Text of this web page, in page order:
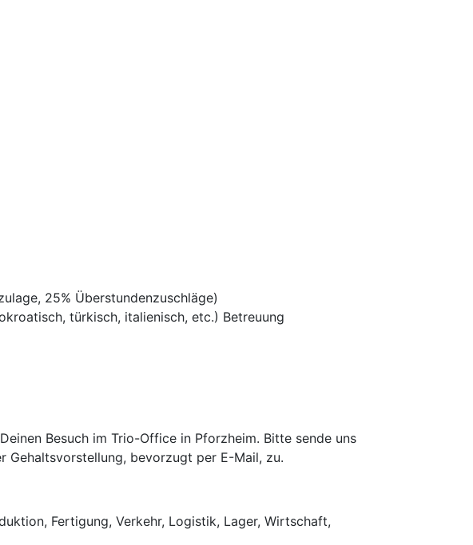
25% Überstundenzuschläge)
türkisch, italienisch, etc.) Betreuung
Besuch im Trio-Office in Pforzheim. Bitte sende uns
Gehaltsvorstellung, bevorzugt per E-Mail, zu.
Fertigung, Verkehr, Logistik, Lager, Wirtschaft,